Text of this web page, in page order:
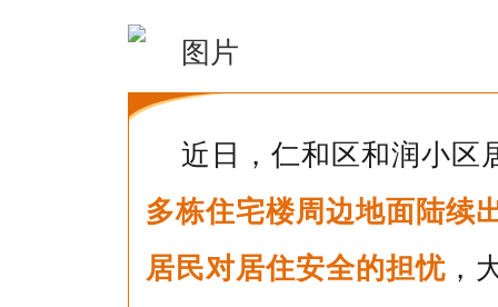
近日，仁和区和润小区
多栋住宅楼周边地面陆续
居民对居住安全的担忧 ，